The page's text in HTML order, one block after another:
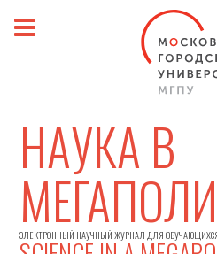
НАУКА В
ЭЛЕКТРОННЫЙ НАУЧНЫЙ ЖУРНАЛ ДЛЯ